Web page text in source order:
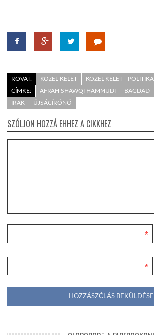
ROVAT: KÖZEL-KELET
KÖZEL-KELET - POLITIKA
CÍMKE:
AFRAH SHAWQI HAMMUDI BAGDAD
IRAK
ÚJSÁGÍRÓNŐ
SZÓLJON HOZZÁ EHHEZ A CIKKHEZ
*
*